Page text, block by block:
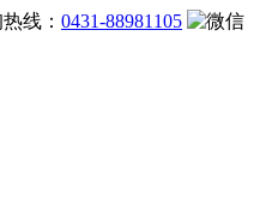
线： 0431-88981105